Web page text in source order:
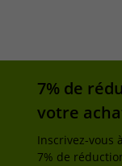
7% de
votre
Inscrivez-vous
7% de